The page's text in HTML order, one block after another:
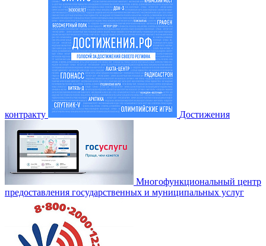
контракту Достижения
Многофункциональный центр
предоставления государственных и муниципальных услуг